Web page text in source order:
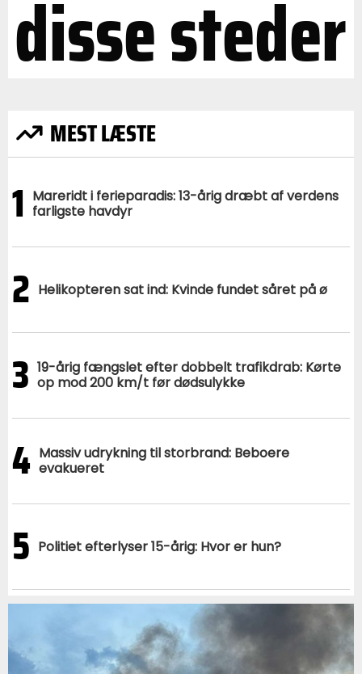
disse steder
MEST LÆSTE
1 Mareridt i ferieparadis: 13-årig dræbt af verdens
farligste havdyr
2 Helikopteren sat ind: Kvinde fundet såret på ø
3 19-årig fængslet efter dobbelt trafikdrab: Kørte
op mod 200 km/t før dødsulykke
4 Massiv udrykning til storbrand: Beboere
evakueret
5 Politiet efterlyser 15-årig: Hvor er hun?